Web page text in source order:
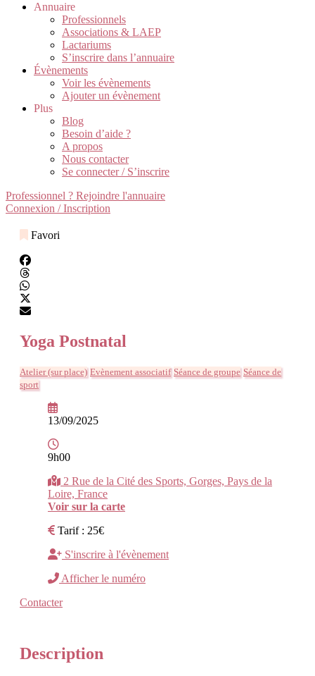
Annuaire
Professionnels
Associations & LAEP
Lactariums
S’inscrire dans l’annuaire
Évènements
Voir les évènements
Ajouter un évènement
Plus
Blog
Besoin d’aide ?
A propos
Nous contacter
Se connecter / S’inscrire
Professionnel ? Rejoindre l'annuaire
Connexion / Inscription
Favori
Yoga Postnatal
Atelier (sur place) Evènement associatif Séance de groupe Séance de
sport
13/09/2025
9h00
2 Rue de la Cité des Sports, Gorges, Pays de la
Loire, France
Voir sur la carte
Tarif : 25€
S'inscrire à l'évènement
Afficher le numéro
Contacter
Description